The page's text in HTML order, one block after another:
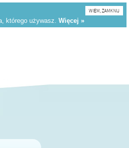
WIEM, ZAMKNIJ